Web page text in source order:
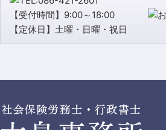
【受付時間】9:00～18:00
【定休日】土曜・日曜・祝日